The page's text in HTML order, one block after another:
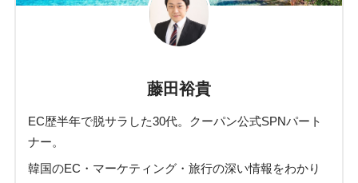
藤田裕貴
EC歴半年で脱サラした30代。クーパン公式SPNパート
ナー。
韓国のEC・マーケティング・旅行の深い情報をわかり